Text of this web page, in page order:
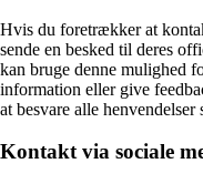
Hvis du foretrækker at
sende en besked til deres
kan bruge denne mulighed
information eller give
at besvare alle
Kontakt via sociale